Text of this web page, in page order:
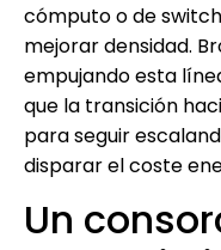
cómputo o de
mejorar densidad.
empujando esta
que la transición
para seguir
disparar el coste
Un